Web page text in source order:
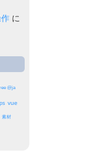
に
@ja
vue
素材